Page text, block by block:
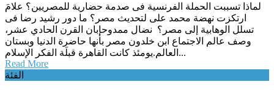
لماذا تسببت الحملة الفرنسية فى صدمة حضارية للمصريين؟ علامَ
ارتكزت نهضة محمد على لتحديث مصر؟ ما دور رشيد رضا فى
تسلل الوهابية إلى مصر؟ نضال ممدوحإبان القرن الحادي عشر،
وصف عالم الاجتماع ابن خلدون مصر بأنها حاضرة الدنيا وبستان
العالم.يومئذ كانت القاهرة قبلَة الفكر الإسلام...
Read More
الفئة